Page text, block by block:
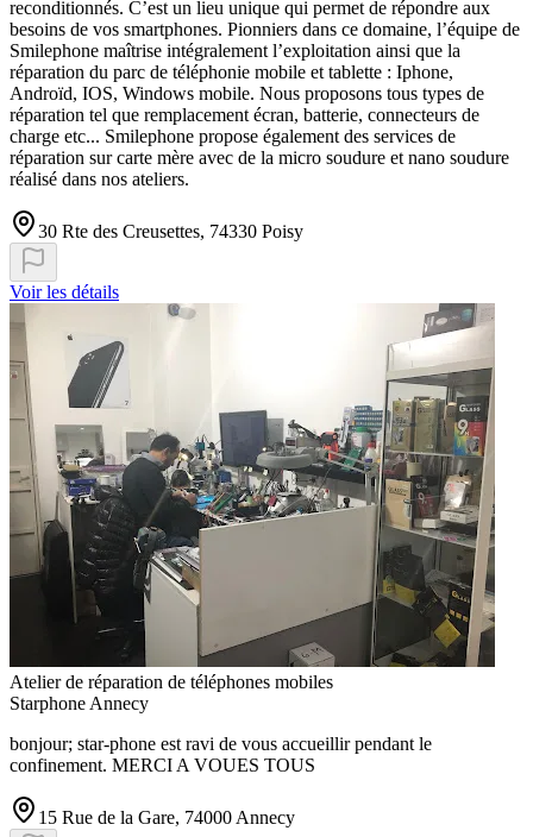
reconditionnés. C’est un lieu unique qui permet de répondre aux
besoins de vos smartphones. Pionniers dans ce domaine, l’équipe de
Smilephone maîtrise intégralement l’exploitation ainsi que la
réparation du parc de téléphonie mobile et tablette : Iphone,
Androïd, IOS, Windows mobile. Nous proposons tous types de
réparation tel que remplacement écran, batterie, connecteurs de
charge etc... Smilephone propose également des services de
réparation sur carte mère avec de la micro soudure et nano soudure
réalisé dans nos ateliers.
30 Rte des Creusettes, 74330 Poisy
Voir les détails
Atelier de réparation de téléphones mobiles
Starphone Annecy
bonjour; star-phone est ravi de vous accueillir pendant le
confinement. MERCI A VOUES TOUS
15 Rue de la Gare, 74000 Annecy